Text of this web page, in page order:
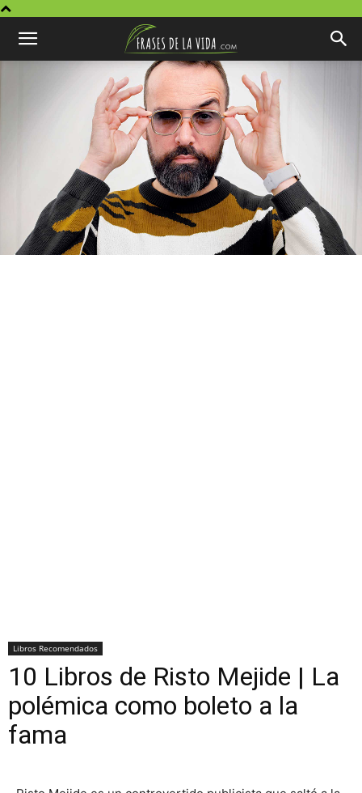
Libros Recomendados
10 Libros de Risto Mejide | La
polémica como boleto a la
fama